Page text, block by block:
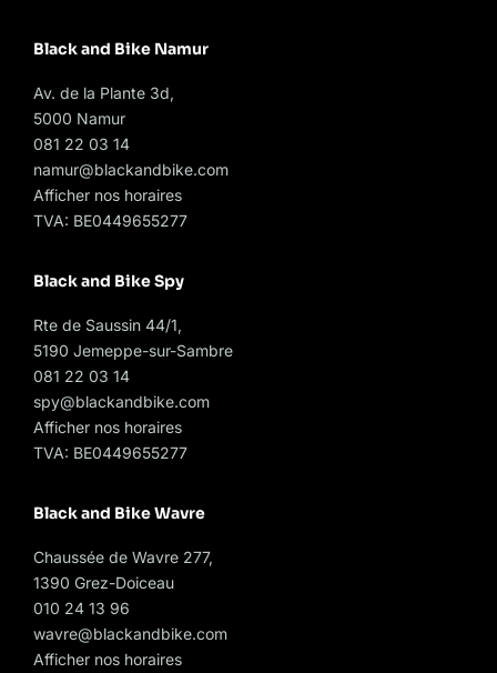
Black and Bike Namur
Av. de la Plante 3d,
5000 Namur
081 22 03 14
namur@blackandbike.com
Afficher nos horaires
TVA: BE0449655277
Black and Bike Spy
Rte de Saussin 44/1,
5190 Jemeppe-sur-Sambre
081 22 03 14
spy@blackandbike.com
Afficher nos horaires
TVA: BE0449655277
Black and Bike Wavre
Chaussée de Wavre 277,
1390 Grez-Doiceau
010 24 13 96
wavre@blackandbike.com
Afficher nos horaires